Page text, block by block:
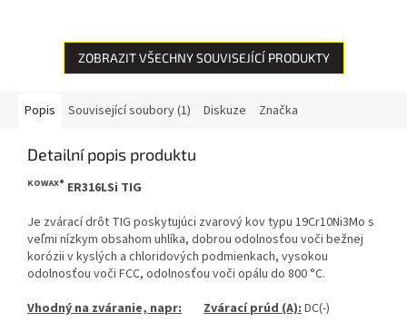
mastných...
ZOBRAZIT VŠECHNY SOUVISEJÍCÍ PRODUKTY
Popis Související soubory (1) Diskuze Značka
Detailní popis produktu
KOWAX® ER316LSi TIG
Je zvárací drôt TIG poskytujúci zvarový kov typu 19Cr10Ni3Mo s
veľmi nízkym obsahom uhlíka, dobrou odolnosťou voči bežnej
korózii v kyslých a chloridových podmienkach, vysokou
odolnosťou voči FCC, odolnosťou voči opálu do 800 °C.
Vhodný na zváranie, napr:
Zvárací prúd (A): DC(-)